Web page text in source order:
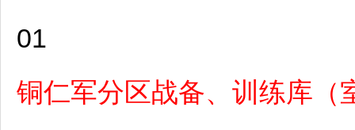
01
铜仁军分区战备、训练库（